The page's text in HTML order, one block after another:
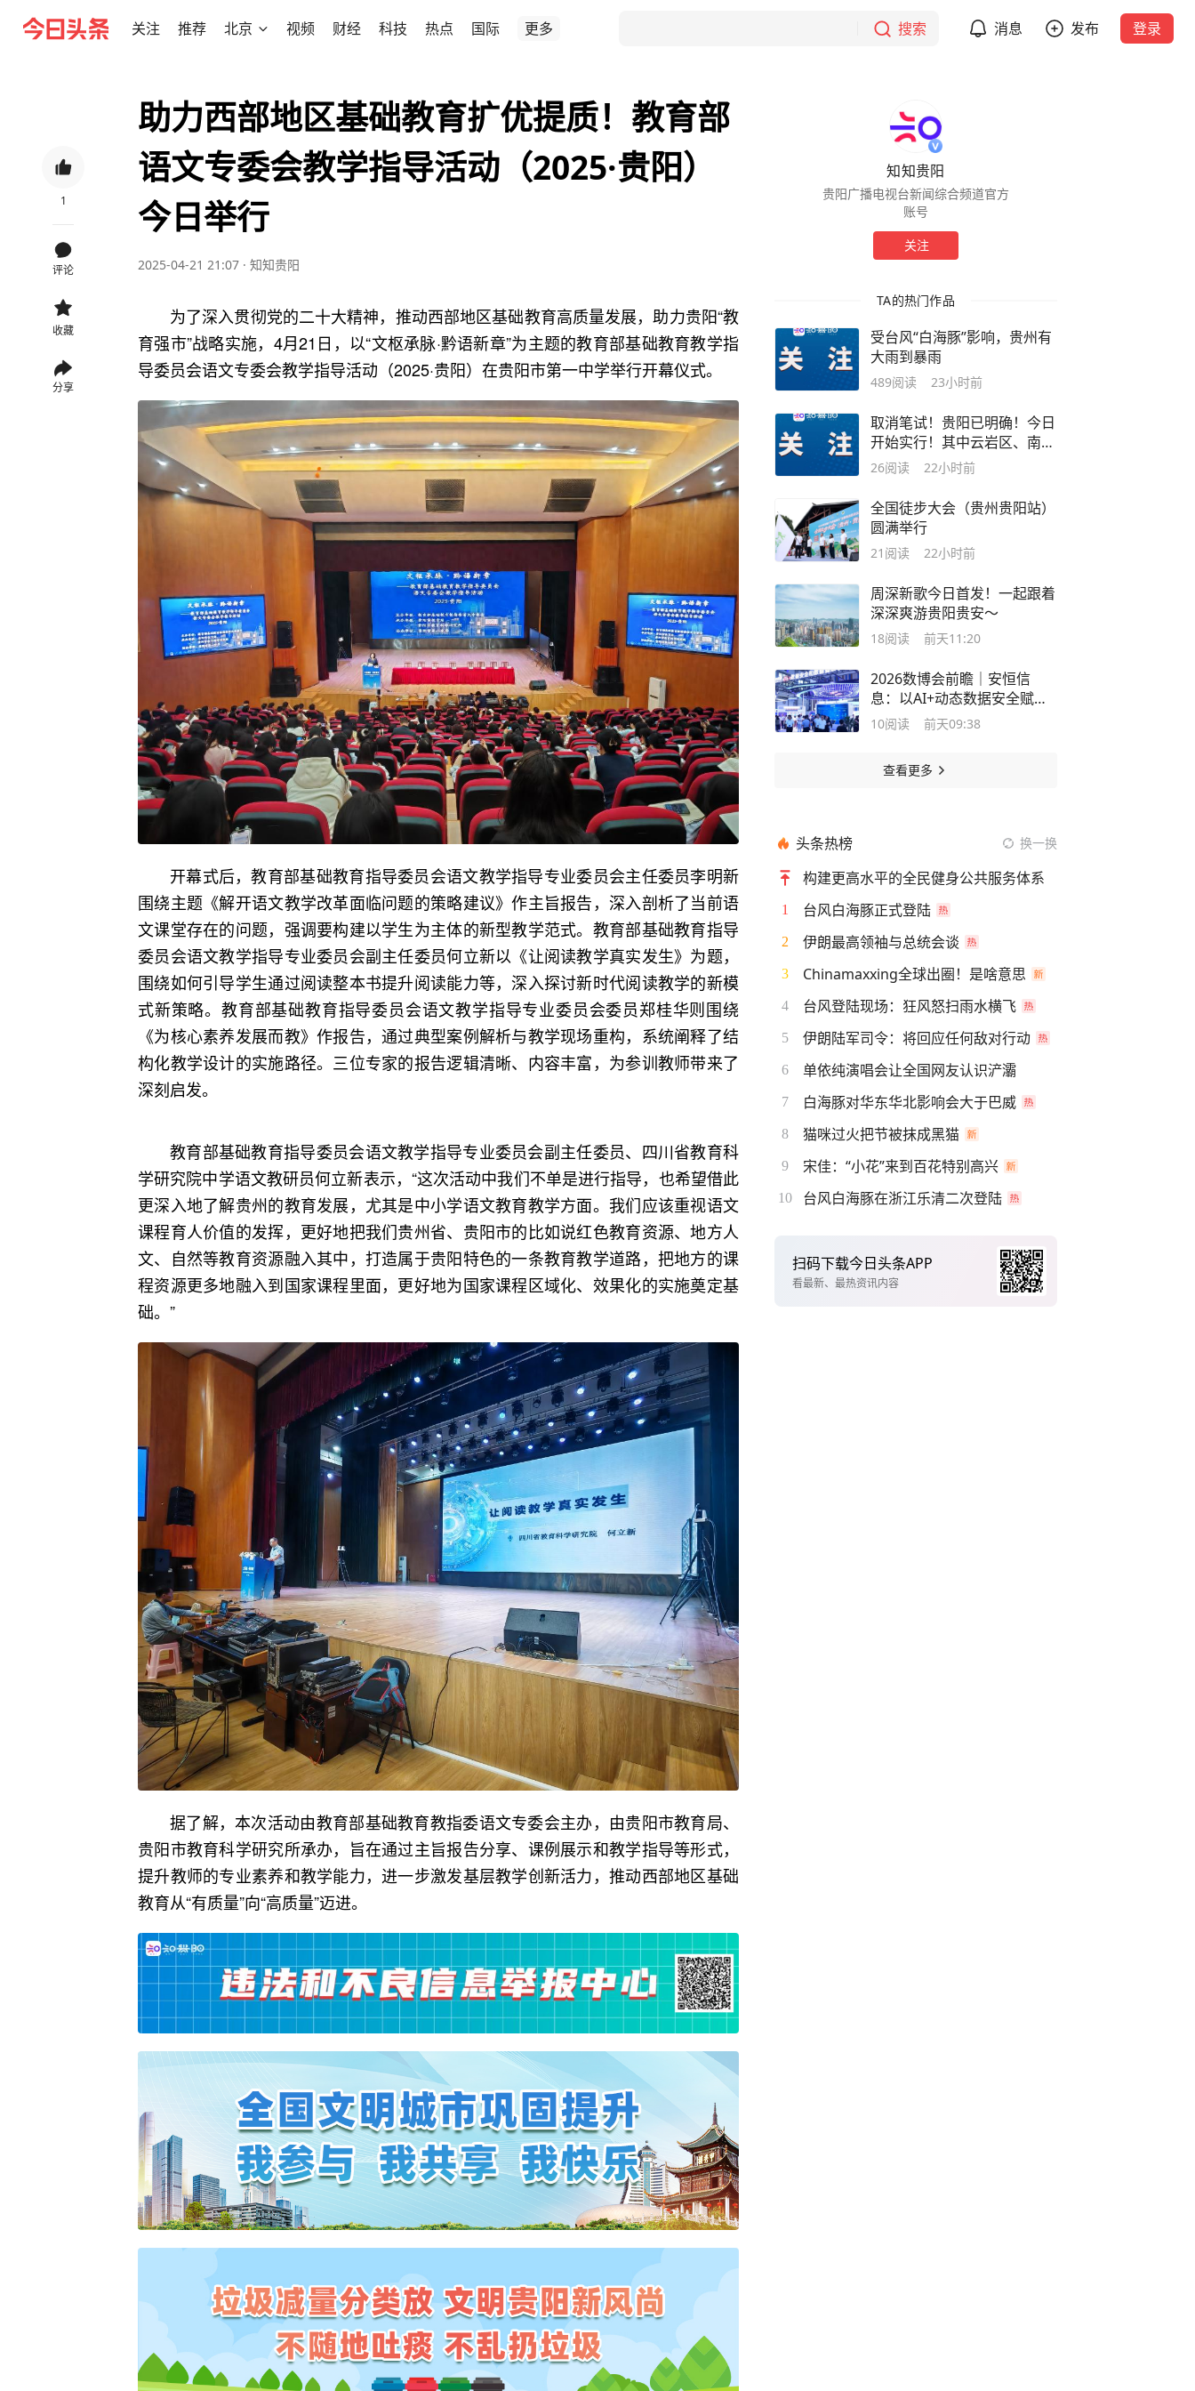
关注 推荐 北京 视频 财经 科技 热点 国际 更多 搜索 消息 发布 登录
1
评论
收藏
分享
助力西部地区基础教育扩优提质！教育部
语文专委会教学指导活动（2025·贵阳）
今日举行
2025-04-21 21:07 · 知知贵阳
为了深入贯彻党的二十大精神，推动西部地区基础教育高质量发展，助力贵阳“教
育强市”战略实施，4月21日，以“文枢承脉·黔语新章”为主题的教育部基础教育教学指
导委员会语文专委会教学指导活动（2025·贵阳）在贵阳市第一中学举行开幕仪式。
开幕式后，教育部基础教育指导委员会语文教学指导专业委员会主任委员李明新
围绕主题《解开语文教学改革面临问题的策略建议》作主旨报告，深入剖析了当前语
文课堂存在的问题，强调要构建以学生为主体的新型教学范式。教育部基础教育指导
委员会语文教学指导专业委员会副主任委员何立新以《让阅读教学真实发生》为题，
围绕如何引导学生通过阅读整本书提升阅读能力等，深入探讨新时代阅读教学的新模
式新策略。教育部基础教育指导委员会语文教学指导专业委员会委员郑桂华则围绕
《为核心素养发展而教》作报告，通过典型案例解析与教学现场重构，系统阐释了结
构化教学设计的实施路径。三位专家的报告逻辑清晰、内容丰富，为参训教师带来了
深刻启发。
教育部基础教育指导委员会语文教学指导专业委员会副主任委员、四川省教育科
学研究院中学语文教研员何立新表示，“这次活动中我们不单是进行指导，也希望借此
更深入地了解贵州的教育发展，尤其是中小学语文教育教学方面。我们应该重视语文
课程育人价值的发挥，更好地把我们贵州省、贵阳市的比如说红色教育资源、地方人
文、自然等教育资源融入其中，打造属于贵阳特色的一条教育教学道路，把地方的课
程资源更多地融入到国家课程里面，更好地为国家课程区域化、效果化的实施奠定基
础。”
据了解，本次活动由教育部基础教育教指委语文专委会主办，由贵阳市教育局、
贵阳市教育科学研究所承办，旨在通过主旨报告分享、课例展示和教学指导等形式，
提升教师的专业素养和教学能力，进一步激发基层教学创新活力，推动西部地区基础
教育从“有质量”向“高质量”迈进。
知知贵阳
贵阳广播电视台新闻综合频道官方
账号
关注
TA的热门作品
受台风“白海豚”影响，贵州有
大雨到暴雨
489阅读 23小时前
取消笔试！贵阳已明确！今日
开始实行！其中云岩区、南明
区、花溪区、乌当区、白云
开阳、息烽均有名额！
26阅读 22小时前
全国徒步大会（贵州贵阳站）
圆满举行
21 阅读 22小时前
周深新歌今日首发！一起跟着
深深爽游贵阳贵安～
18阅读 前天11:20
2026数博会前瞻｜安恒信
息：以AI+动态数据安全赋能
数据要素流通
10阅读 前天09:38
查看更多
头条热榜 换一换
构建更高水平的全民健身公共服务体系
1 台风白海豚正式登陆
2 伊朗最高领袖与总统会谈
3 Chinamaxxing全球出圈！是啥意思
4 台风登陆现场：狂风怒扫雨水横飞
5 伊朗陆军司令：将回应任何敌对行动
6 单依纯演唱会让全国网友认识浐灞
7 白海豚对华东华北影响会大于巴威
8 猫咪过火把节被抹成黑猫
9 宋佳：“小花”来到百花特别高兴
10 台风白海豚在浙江乐清二次登陆
扫码下载今日头条APP
看最新、最热资讯内容